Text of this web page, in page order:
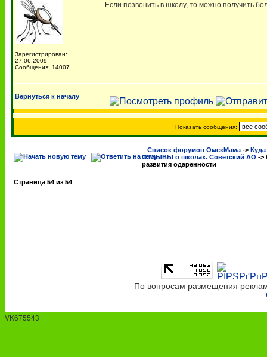
Зарегистрирован:
27.06.2009
Сообщения: 14007
Если позвонить в школу, то можно получить
Вернуться к началу
Показать сообщения:
Список форумов ОмскМама -> Куда
ОТЗЫВЫ о школах. Советский АО ->
развития одарённости
Страница 54 из 54
По вопросам размещения
VK675543